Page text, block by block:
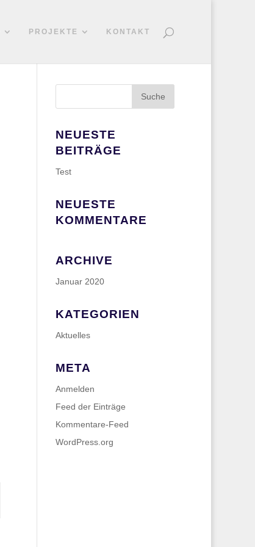
PROJEKTE KONTAKT
NEUESTE
BEITRÄGE
Test
NEUESTE
KOMMENTARE
ARCHIVE
Januar 2020
KATEGORIEN
Aktuelles
META
Anmelden
Feed der Einträge
Kommentare-Feed
WordPress.org